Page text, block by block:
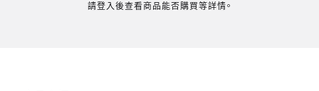
請登入後查看商品能否購買等詳情。